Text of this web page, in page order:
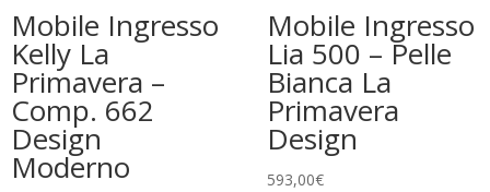
Mobile Ingresso
Kelly La
Primavera –
Comp. 662
Design
Moderno
Mobile Ingresso
Lia 500 – Pelle
Bianca La
Primavera
Design
593,00€